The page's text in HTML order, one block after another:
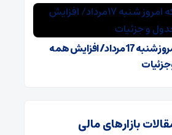
قیمت طلا و سکه امروز شنبه 17مرداد/ افزایش همه
بازارهای مالی